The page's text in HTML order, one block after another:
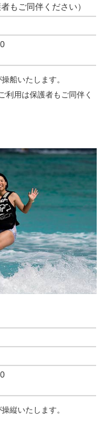
もご同伴ください）
船いたします。
用は保護者もご同伴く
縦いたします。